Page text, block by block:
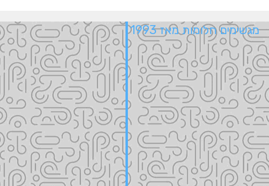
מגשימים חלומות מאז 1993